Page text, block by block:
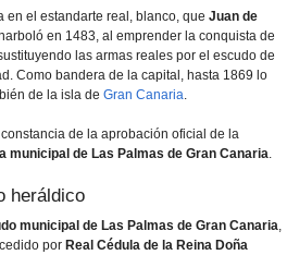
en el estandarte real, blanco, que Juan de
en 1483, al emprender la conquista de
las armas reales por el escudo de
Como bandera de la capital, hasta 1869 lo
de la isla de Gran Canaria.
constancia de la aprobación oficial de la
municipal de Las Palmas de Gran Canaria.
heráldico
municipal de Las Palmas de Gran Canaria,
por Real Cédula de la Reina Doña